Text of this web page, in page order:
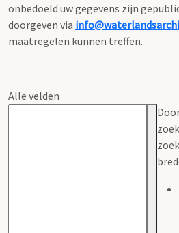
onbedoeld uw gegevens zijn
doorgeven via
maatregelen kunnen treffen.
Alle velden